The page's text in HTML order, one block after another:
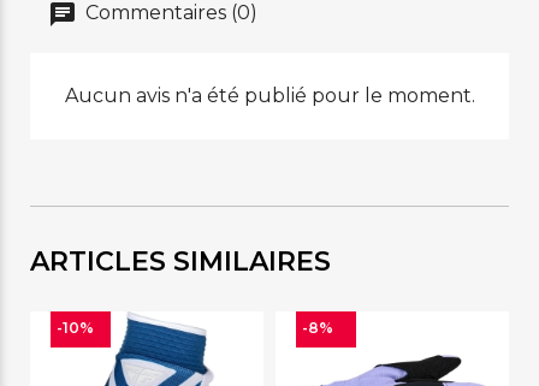
Commentaires (0)
Aucun avis n'a été publié pour le moment.
ARTICLES SIMILAIRES
-10% -8%